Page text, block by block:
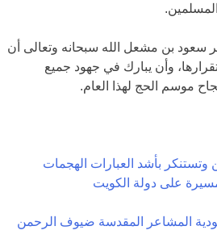
سعود بن مشعل الله سبحانه وتعالى أن
وأن يبارك في جهود جميع
موسم الحج لهذا العام.
وتستنكر بأشد العبارات الهجمات
على دولة الكويت
المشاعر المقدسة ضيوف الرحمن